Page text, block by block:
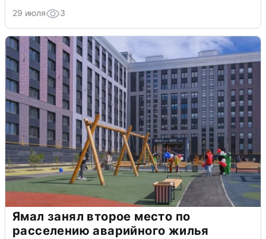
29 июля 3
Ямал занял второе место по
расселению аварийного жилья